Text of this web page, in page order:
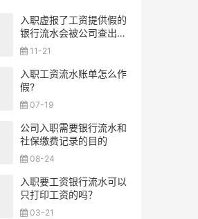
入职虚报了工资提供假的
银行流水会被公司查出来
吗？11-21
入职工资流水账单怎么作
假?
07-19
公司入职需要银行流水和
社保缴费记录的目的
08-24
入职要工资银行流水可以
只打印工资的吗？
03-21